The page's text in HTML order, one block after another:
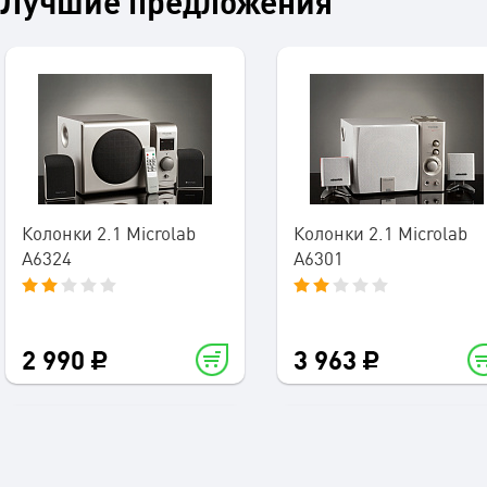
Колонки 2.1 Microlab
A6324
2 990
Колонки 2.1 Microlab
A6301
3 963